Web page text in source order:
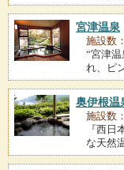
宮津温泉
施設数
“宮津
れ、ピ
奥伊根温
施設数
『西
な天然